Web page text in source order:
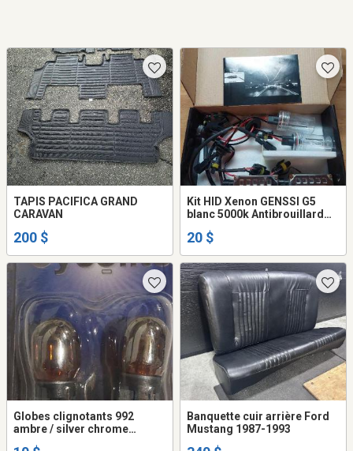
TAPIS PACIFICA GRAND
CARAVAN
200 $
Kit HID Xenon GENSSI G5
blanc 5000k Antibrouillard
20 $
Globes clignotants 992
ambre / silver chrome
Banquette cuir arrière Ford
Mustang 1987-1993